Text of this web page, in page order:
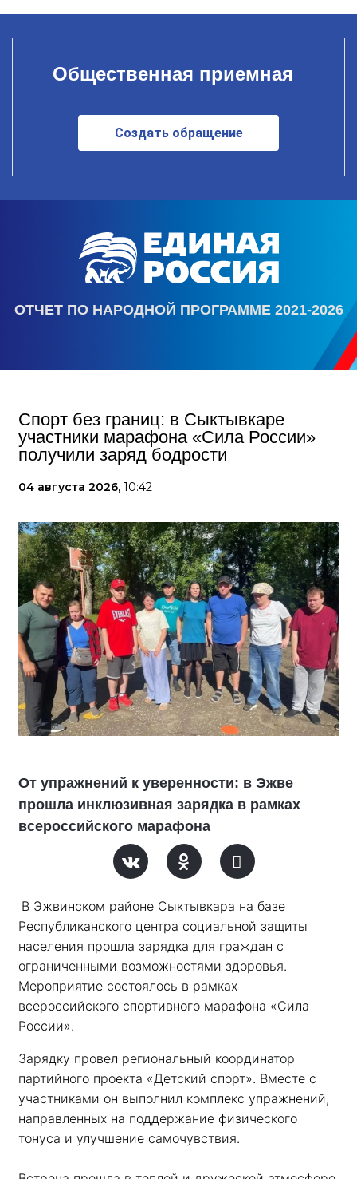
Общественная приемная
Создать обращение
ОТЧЕТ ПО НАРОДНОЙ ПРОГРАММЕ 2021-2026
Спорт без границ: в Сыктывкаре
участники марафона «Сила России»
получили заряд бодрости
04 августа 2026, 10:42
От упражнений к уверенности: в Эжве
прошла инклюзивная зарядка в рамках
всероссийского марафона
В Эжвинском районе Сыктывкара на базе
Республиканского центра социальной защиты
населения прошла зарядка для граждан с
ограниченными возможностями здоровья.
Мероприятие состоялось в рамках
всероссийского спортивного марафона «Сила
России».
Зарядку провел региональный координатор
партийного проекта «Детский спорт». Вместе с
участниками он выполнил комплекс упражнений,
направленных на поддержание физического
тонуса и улучшение самочувствия.